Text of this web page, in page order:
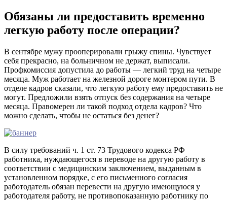
Обязаны ли предоставить временно
легкую работу после операции?
В сентябре мужу прооперировали грыжу спины. Чувствует
себя прекрасно, на больничном не держат, выписали.
Профкомиссия допустила до работы — легкий труд на четыре
месяца. Муж работает на железной дороге монтером пути. В
отделе кадров сказали, что легкую работу ему предоставить не
могут. Предложили взять отпуск без содержания на четыре
месяца. Правомерен ли такой подход отдела кадров? Что
можно сделать, чтобы не остаться без денег?
В силу требований ч. 1 ст. 73 Трудового кодекса РФ
работника, нуждающегося в переводе на другую работу в
соответствии с медицинским заключением, выданным в
установленном порядке, с его письменного согласия
работодатель обязан перевести на другую имеющуюся у
работодателя работу, не противопоказанную работнику по